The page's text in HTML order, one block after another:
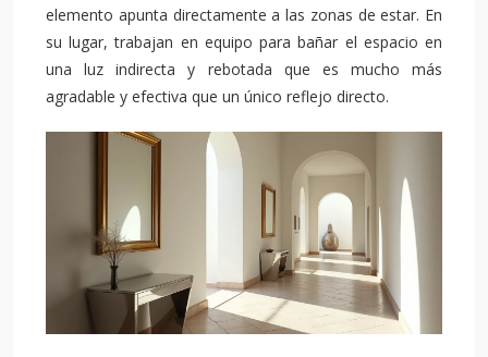
elemento apunta directamente a las zonas de estar. En
su lugar, trabajan en equipo para bañar el espacio en
una luz indirecta y rebotada que es mucho más
agradable y efectiva que un único reflejo directo.